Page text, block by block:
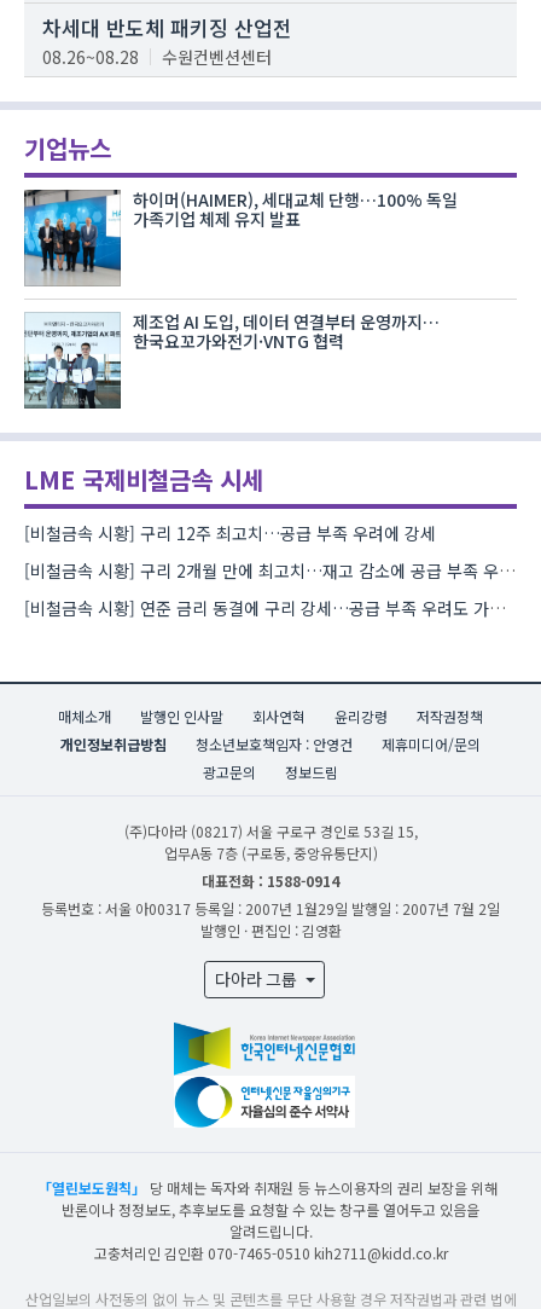
차세대 반도체 패키징 산업전
08.26~08.28 수원컨벤션센터
기업뉴스
하이머(HAIMER), 세대교체 단행…100% 독일
가족기업 체제 유지 발표
제조업 AI 도입, 데이터 연결부터 운영까지…
한국요꼬가와전기·VNTG 협력
LME 국제비철금속 시세
[비철금속 시황] 구리 12주 최고치…공급 부족 우려에 강세
[비철금속 시황] 구리 2개월 만에 최고치…재고 감소에 공급 부족 우려 확대
[비철금속 시황] 연준 금리 동결에 구리 강세…공급 부족 우려도 가격 지지
매체소개 발행인 인사말 회사연혁 윤리강령
저작권정책
개인정보취급방침
청소년보호책임자 : 안영건
제휴미디어/문의
광고문의
정보드림
(주)다아라 (08217) 서울 구로구 경인로 53길 15,
업무A동 7층 (구로동, 중앙유통단지)
대표전화 : 1588-0914
등록번호 : 서울 아00317 등록일 : 2007년 1월29일 발행일 : 2007년 7월 2일
발행인 · 편집인 : 김영환
다아라 그룹
「열린보도원칙」
당 매체는 독자와 취재원 등 뉴스이용자의 권리 보장을 위해
반론이나 정정보도, 추후보도를 요청할 수 있는 창구를 열어두고 있음을
알려드립니다.
고충처리인 김인환 070-7465-0510 kih2711@kidd.co.kr
산업일보의 사전동의 없이 뉴스 및 콘텐츠를 무단 사용할 경우 저작권법과 관련 법에